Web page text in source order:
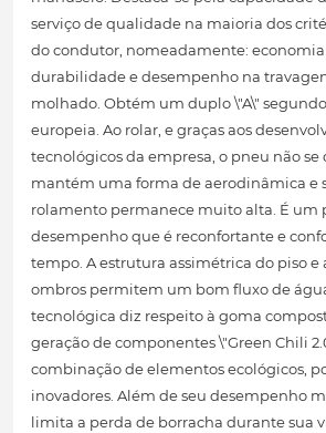
serviço de qualidade na maioria dos
do condutor, nomeadamente:
durabilidade e desempenho na
molhado. Obtém um duplo \"A\"
europeia. Ao rolar, e graças aos
tecnológicos da empresa, o pneu não se
mantém uma forma de aerodinâmica e
rolamento permanece muito alta. É um
desempenho que é reconfortante e
tempo. A estrutura assimétrica do piso e
ombros permitem um bom fluxo de
tecnológica diz respeito à goma
geração de componentes \"Green Chili
combinação de elementos ecológicos,
inovadores. Além de seu desempenho
limita a perda de borracha durante sua